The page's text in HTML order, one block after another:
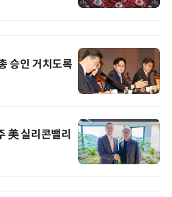
승인 거치도록
美 실리콘밸리